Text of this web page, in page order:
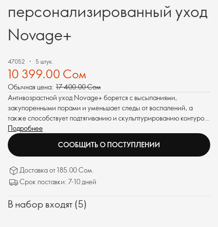
персонализированный уход
Novage+
47052 5 штук.
10 399.00 Сом
Обычная цена: 17 400.00 Сом
Антивозрастной уход Novage+ борется с высыпаниями,
закупоренными порами и уменьшает следы от воспалений, а
также способствует подтягиванию и скульптурированию контуров
глаз. Формула обеспечивает превосходную эффективность, делая
кожу более упругой.
Подробнее
СООБЩИТЬ О ПОСТУПЛЕНИИ
Доставка от 185.00 Сом.
Срок поставки: 7-10 дней
В набор входят (5)